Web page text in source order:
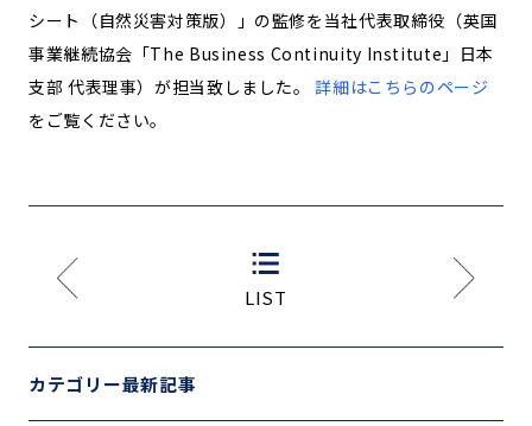
シート（自然災害対策版）」の監修を当社代表取締役（英国
事業継続協会「The Business Continuity Institute」日本
支部 代表理事）が担当致しました。詳細はこちらのページ
をご覧ください。
LIST
カテゴリー最新記事